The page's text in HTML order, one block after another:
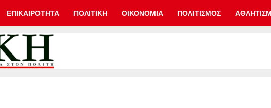
ΕΠΙΚΑΙΡΟΤΗΤΑ ΠΟΛΙΤΙΚΗ ΟΙΚΟΝΟΜΙΑ ΠΟΛΙΤΙΣΜΟΣ